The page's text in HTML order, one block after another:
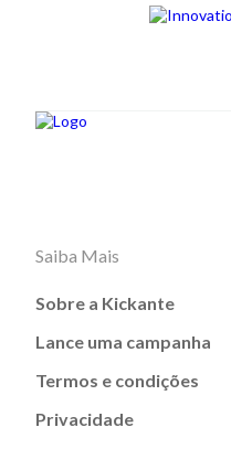
Saiba Mais
Sobre a Kickante
Lance uma campanha
Termos e condições
Privacidade